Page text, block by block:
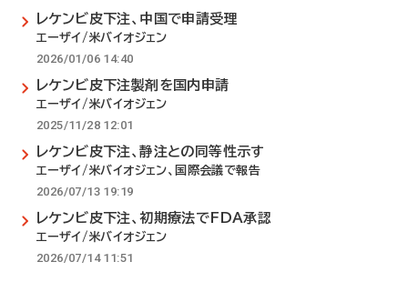
レケンビ皮下注、中国で申請受理
エーザイ/米バイオジェン
2026/01/06 14:40
レケンビ皮下注製剤を国内申請
エーザイ/米バイオジェン
2025/11/28 12:01
レケンビ皮下注、静注との同等性示す
エーザイ/米バイオジェン、国際会議で報告
2026/07/13 19:19
レケンビ皮下注、初期療法でFDA承認
エーザイ/米バイオジェン
2026/07/14 11:51